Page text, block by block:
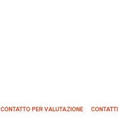
CONTATTO PER VALUTAZIONE CONTATTI